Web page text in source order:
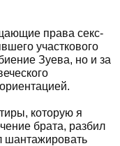
права секс-
участкового
Зуева, но и за
которую я
брата, разбил
шантажировать